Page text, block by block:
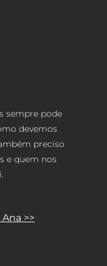
sempre pode
devemos
preciso
e quem nos
>>